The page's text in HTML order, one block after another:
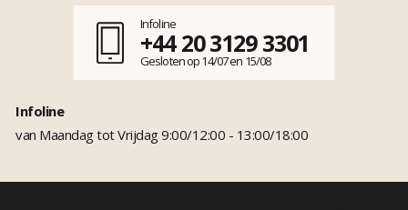
Infoline
+44 20 3129 3301
Gesloten op 14/07 en 15/08
Infoline
van Maandag tot Vrijdag 9:00/12:00 - 13:00/18:00